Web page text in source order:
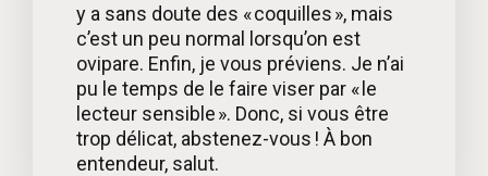
y a sans doute des « coquilles », mais
c’est un peu normal lorsqu’on est
ovipare. Enfin, je vous préviens. Je n’ai
pu le temps de le faire viser par « le
lecteur sensible ». Donc, si vous être
trop délicat, abstenez-vous ! À bon
entendeur, salut.